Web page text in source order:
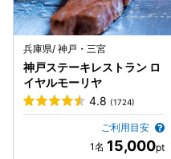
兵庫県/ 神戸・三宮
神戸ステーキレストラン ロ
イヤルモーリヤ
4.8 (1724)
ご利用目安
15,000